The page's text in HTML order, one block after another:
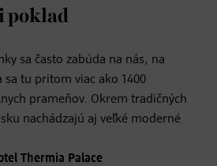
poklad
sa často zabúda na nás, na
sa tu pritom viac ako 1400
prameňov. Okrem tradičných
nachádzajú aj veľké moderné
Thermia Palace